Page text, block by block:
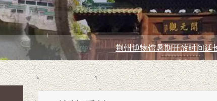
荆州博物馆暑期开放时间延长公告